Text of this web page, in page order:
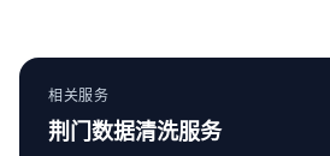
相关服务
荆门数据清洗服务